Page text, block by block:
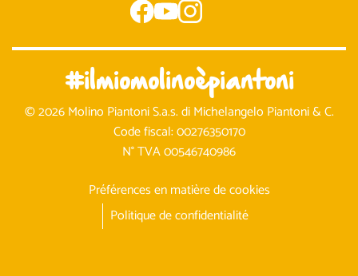
#ilmiomolinoèpiantoni
© 2026 Molino Piantoni S.a.s. di Michelangelo Piantoni & C.
Code fiscal: 00276350170
N° TVA 00546740986
Préférences en matière de cookies
Politique de confidentialité